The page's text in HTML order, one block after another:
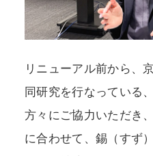
リニューアル前から、
同研究を行なっている
方々にご協力いただき
に合わせて、錫（すず